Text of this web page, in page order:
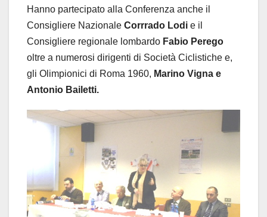
Hanno partecipato alla Conferenza anche il
Consigliere Nazionale Corrrado Lodi e il
Consigliere regionale lombardo Fabio Perego
oltre a numerosi dirigenti di Società Ciclistiche e,
gli Olimpionici di Roma 1960, Marino Vigna e
Antonio Bailetti.